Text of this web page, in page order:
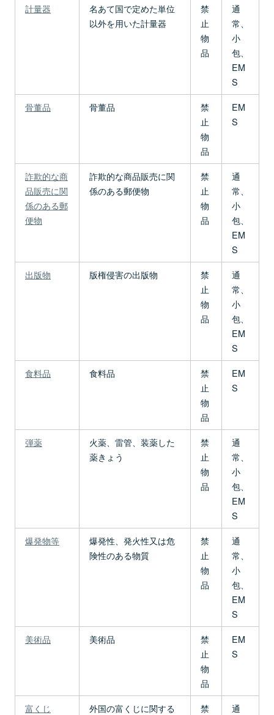
計量器
名あて国で定めた単位
以外を用いた計量器
禁
止
物
品
通
常、
小
包、
EM
S
骨董品
骨董品
禁
止
物
品
EM
S
詐欺的な商
品販売に関
係のある郵
便物
詐欺的な商品販売に関
係のある郵便物
禁
止
物
品
通
常、
小
包、
EM
S
出版物
版権侵害の出版物
禁
止
物
品
通
常、
小
包、
EM
S
食料品
食料品
禁
止
物
品
EM
S
弾薬
火薬、雷管、装薬した
薬きょう
禁
止
物
品
通
常、
小
包、
EM
S
爆発物等
爆発性、発火性又は危
険性のある物質
禁
止
物
品
通
常、
小
包、
EM
S
美術品
美術品
禁
止
物
品
EM
S
富くじ
外国の富くじに関する
禁
通